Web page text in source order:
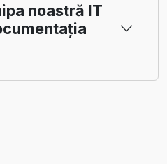
noastră IT